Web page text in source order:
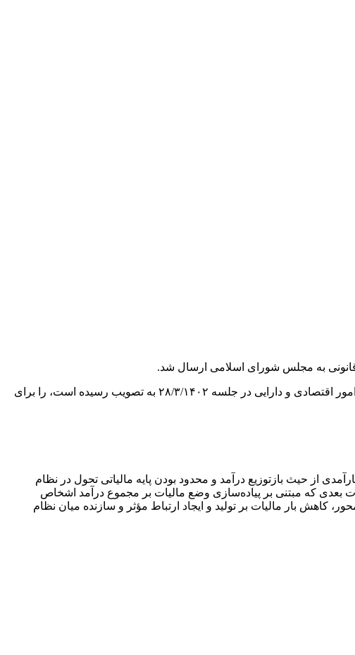
سید ابراهیم رئیسی طی مکاتبه ای با رییس مجلس شورای اسلامی، لایحه «اصلاح قانون مالیات های مستقیم که به پیشنهاد وزارت امور اقتصادی و دارایی در جلسه ۲۸/۳/۱۴۰۲ به تصویب رسیده است، را برای
از حیث بازتوزیع درآمد و محدود بودن پایه مالیاتی تحول در نظام
ضروری به نظر می‌رسد. در همین راستا لایحه اصلاح قانون مالیات های مستقیم مصوب ۱۳۶۶ با اصلاحات بعدی که مبتنی بر پیاده‌سازی وضع مالیات بر مجموع درآمد اشخاص
بار مالیات بر تولید و ایجاد ارتباط مؤثر و سازنده میان نظام